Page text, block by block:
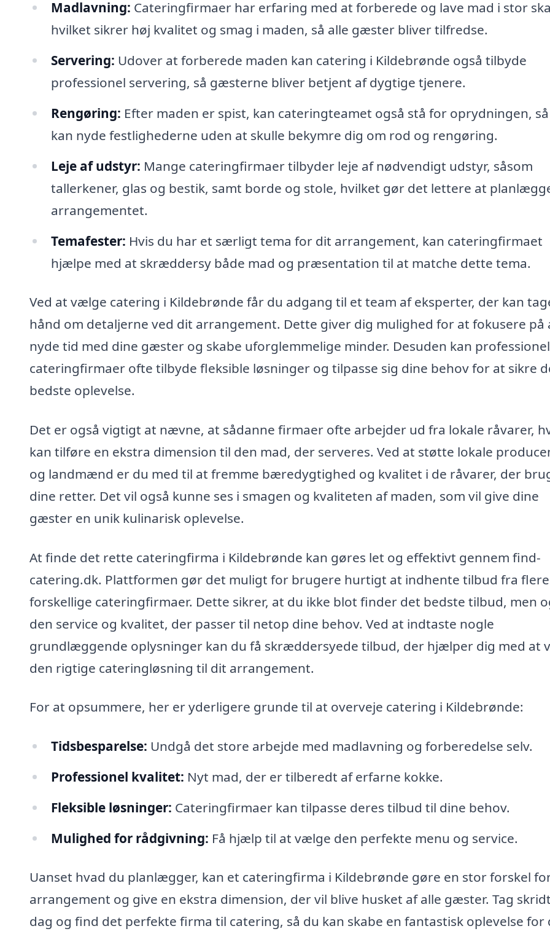
Madlavning: Cateringfirmaer har erfaring med at forberede og lave mad i stor
hvilket sikrer høj kvalitet og smag i maden, så alle gæster bliver tilfredse.
Servering: Udover at forberede maden kan catering i Kildebrønde også tilbyde
professionel servering, så gæsterne bliver betjent af dygtige tjenere.
Rengøring: Efter maden er spist, kan cateringteamet også stå for oprydningen,
kan nyde festlighederne uden at skulle bekymre dig om rod og rengøring.
Leje af udstyr: Mange cateringfirmaer tilbyder leje af nødvendigt udstyr, såsom
tallerkener, glas og bestik, samt borde og stole, hvilket gør det lettere at
arrangementet.
Temafester: Hvis du har et særligt tema for dit arrangement, kan cateringfirmaet
hjælpe med at skræddersy både mad og præsentation til at matche dette tema.
Ved at vælge catering i Kildebrønde får du adgang til et team af eksperter, der kan
hånd om detaljerne ved dit arrangement. Dette giver dig mulighed for at fokusere på
nyde tid med dine gæster og skabe uforglemmelige minder. Desuden kan
cateringfirmaer ofte tilbyde fleksible løsninger og tilpasse sig dine behov for at sikre
bedste oplevelse.
Det er også vigtigt at nævne, at sådanne firmaer ofte arbejder ud fra lokale råvarer,
kan tilføre en ekstra dimension til den mad, der serveres. Ved at støtte lokale
og landmænd er du med til at fremme bæredygtighed og kvalitet i de råvarer, der
dine retter. Det vil også kunne ses i smagen og kvaliteten af maden, som vil give dine
gæster en unik kulinarisk oplevelse.
At finde det rette cateringfirma i Kildebrønde kan gøres let og effektivt gennem find-
catering.dk. Plattformen gør det muligt for brugere hurtigt at indhente tilbud fra flere
forskellige cateringfirmaer. Dette sikrer, at du ikke blot finder det bedste tilbud, men
den service og kvalitet, der passer til netop dine behov. Ved at indtaste nogle
grundlæggende oplysninger kan du få skræddersyede tilbud, der hjælper dig med at
den rigtige cateringløsning til dit arrangement.
For at opsummere, her er yderligere grunde til at overveje catering i Kildebrønde:
Tidsbesparelse: Undgå det store arbejde med madlavning og forberedelse selv.
Professionel kvalitet: Nyt mad, der er tilberedt af erfarne kokke.
Fleksible løsninger: Cateringfirmaer kan tilpasse deres tilbud til dine behov.
Mulighed for rådgivning: Få hjælp til at vælge den perfekte menu og service.
Uanset hvad du planlægger, kan et cateringfirma i Kildebrønde gøre en stor forskel
arrangement og give en ekstra dimension, der vil blive husket af alle gæster. Tag
dag og find det perfekte firma til catering, så du kan skabe en fantastisk oplevelse for